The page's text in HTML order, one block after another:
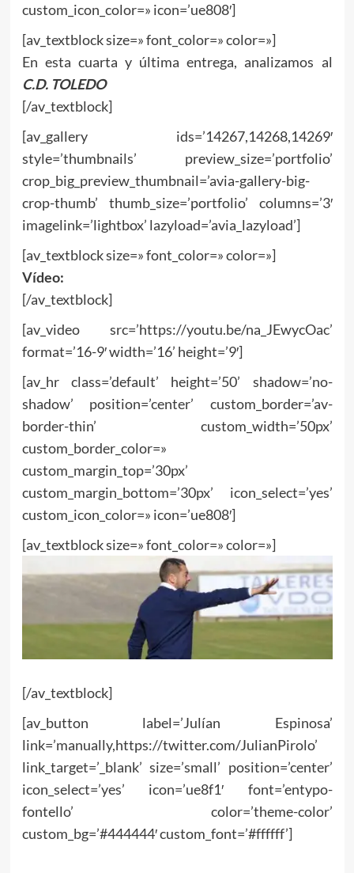
custom_icon_color=» icon=’ue808′]
[av_textblock size=» font_color=» color=»]
En esta cuarta y última entrega, analizamos al
C.D. TOLEDO
[/av_textblock]
[av_gallery ids=’14267,14268,14269′
style=’thumbnails’ preview_size=’portfolio’
crop_big_preview_thumbnail=’avia-gallery-big-
crop-thumb’ thumb_size=’portfolio’ columns=’3′
imagelink=’lightbox’ lazyload=’avia_lazyload’]
[av_textblock size=» font_color=» color=»]
Vídeo:
[/av_textblock]
[av_video src=’https://youtu.be/na_JEwycOac’
format=’16-9′ width=’16’ height=’9′]
[av_hr class=’default’ height=’50’ shadow=’no-
shadow’ position=’center’ custom_border=’av-
border-thin’ custom_width=’50px’
custom_border_color=»
custom_margin_top=’30px’
custom_margin_bottom=’30px’ icon_select=’yes’
custom_icon_color=» icon=’ue808′]
[av_textblock size=» font_color=» color=»]
[/av_textblock]
[av_button label=’Julían Espinosa’
link=’manually,https://twitter.com/JulianPirolo’
link_target=’_blank’ size=’small’ position=’center’
icon_select=’yes’ icon=’ue8f1′ font=’entypo-
fontello’ color=’theme-color’
custom_bg=’#444444′ custom_font=’#ffffff’]